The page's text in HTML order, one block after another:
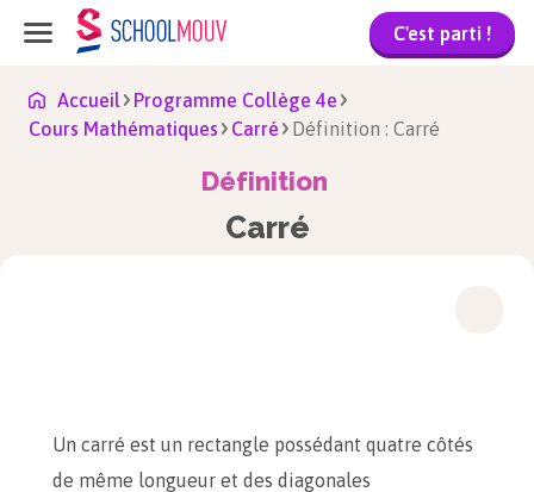
C'est parti !
Accueil
Programme Collège 4e
Cours Mathématiques
Carré Définition : Carré
Définition
Carré
Un carré est un rectangle possédant quatre côtés
de même longueur et des diagonales